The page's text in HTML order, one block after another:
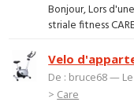
Bonjour, Lors
striale fitness
Velo
De : bruce68 —
> Care